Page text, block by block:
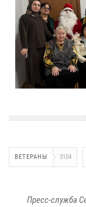
ВЕТЕРАНЫ 3104
Пресс-служба